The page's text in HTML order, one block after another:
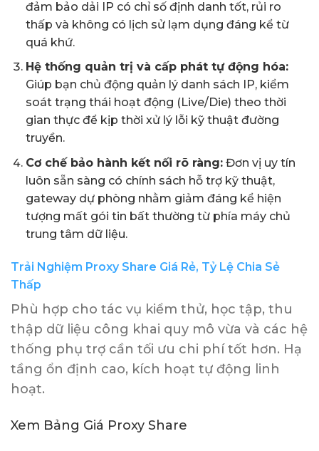
đảm bảo dải IP có chỉ số định danh tốt, rủi ro
thấp và không có lịch sử lạm dụng đáng kể từ
quá khứ.
Hệ thống quản trị và cấp phát tự động hóa:
Giúp bạn chủ động quản lý danh sách IP, kiểm
soát trạng thái hoạt động (Live/Die) theo thời
gian thực để kịp thời xử lý lỗi kỹ thuật đường
truyền.
Cơ chế bảo hành kết nối rõ ràng:Đơn vị uy tín
luôn sẵn sàng có chính sách hỗ trợ kỹ thuật,
gateway dự phòng nhằm giảm đáng kể hiện
tượng mất gói tin bất thường từ phía máy chủ
trung tâm dữ liệu.
Trải Nghiệm Proxy Share Giá Rẻ, Tỷ Lệ Chia Sẻ
Thấp
Phù hợp cho tác vụ kiểm thử, học tập, thu
thập dữ liệu công khai quy mô vừa và các hệ
thống phụ trợ cần tối ưu chi phí tốt hơn. Hạ
tầng ổn định cao, kích hoạt tự động linh
hoạt.
Xem Bảng Giá Proxy Share